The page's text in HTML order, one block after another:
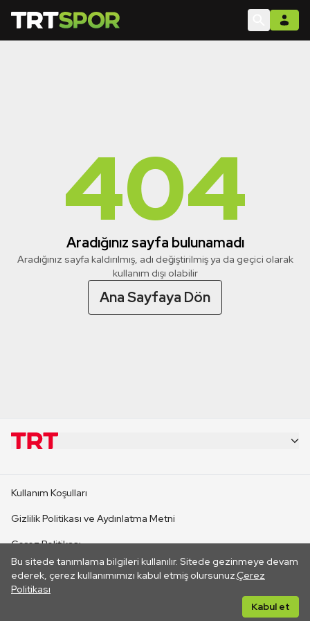
404
Aradığınız sayfa bulunamadı
Aradığınız sayfa kaldırılmış, adı değiştirilmiş ya da geçici olarak
kullanım dışı olabilir
Ana Sayfaya Dön
Bu sitede tanımlama bilgileri kullanılır. Sitede gezinmeye devam
ederek, çerez kullanımımızı kabul etmiş olursunuz.Çerez
Politikası
Kabul et
CANLI YAYINLAR
Kullanım Koşulları
Gizlilik Politikası ve Aydınlatma Metni
Çerez Politikası
İletişim
Her hakkı saklıdır. ©2026 TRT. Bağlantı yoluyla gidilen dış